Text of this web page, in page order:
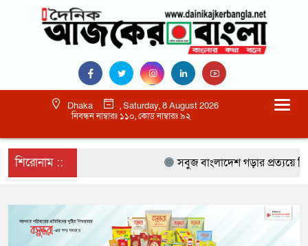
Dhaka
, Saturday, 8 August 2026
নিবন্ধন নাম্বারঃ ১১০, কোড নাম্বারঃ ৯২
শিরোনাম :: সবুজ বাংলাদেশ গড়ার প্রত্যয়ে